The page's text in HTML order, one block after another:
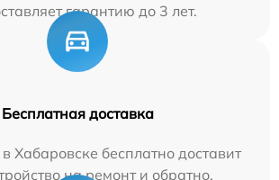
гарантию до 3 лет.
Бесплатная доставка
Хабаровске бесплатно доставит
на ремонт и обратно.